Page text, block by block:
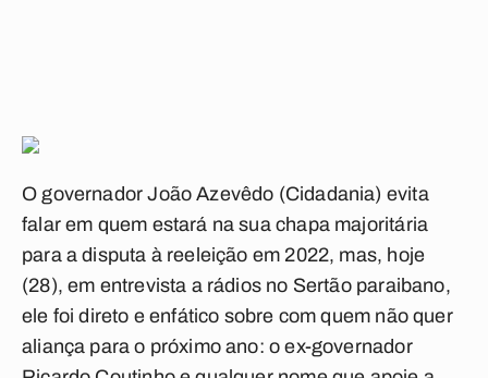
O governador João Azevêdo (Cidadania) evita
falar em quem estará na sua chapa majoritária
para a disputa à reeleição em 2022, mas, hoje
(28), em entrevista a rádios no Sertão paraibano,
ele foi direto e enfático sobre com quem não quer
aliança para o próximo ano: o ex-governador